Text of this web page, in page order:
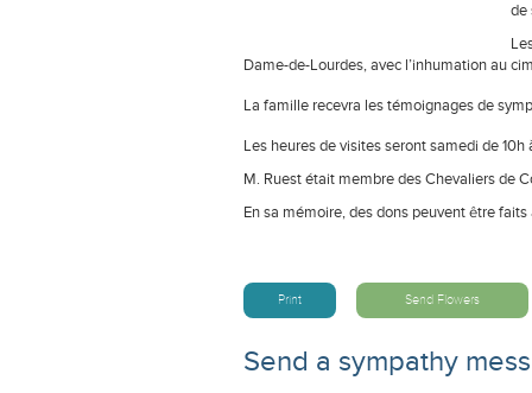
de
Dame-de-Lourdes, avec l’inhumation au
La famille recevra les témoignages de
Les heures de visites seront samedi de 10h
M. Ruest était membre des Chevaliers de
En sa mémoire, des dons peuvent être
Print Send Flowers
Send a sympathy